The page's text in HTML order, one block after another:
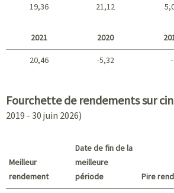
19,36 21,12
2021 2020
20,46 -5,32 -
Fourchette de rendements sur
2019 - 30 juin 2026)
Meilleur
rendement
Date de fin de la
meilleure
période
Pire